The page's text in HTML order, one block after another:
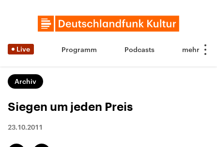
Live Programm Podcasts
Archiv
Siegen um jeden Preis
23.10.2011